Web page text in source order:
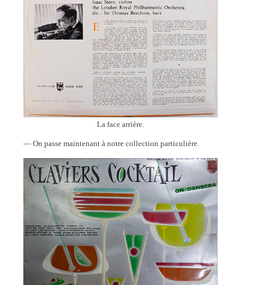
La face arrière.
— On passe maintenant à notre collection particulière.